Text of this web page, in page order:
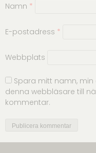
Namn *
E-postadress *
Webbplats
Spara mitt namn,
denna webbläsare till
kommentar.